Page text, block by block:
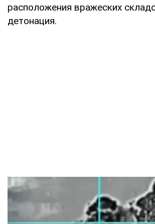
расположения вражеских
детонация.